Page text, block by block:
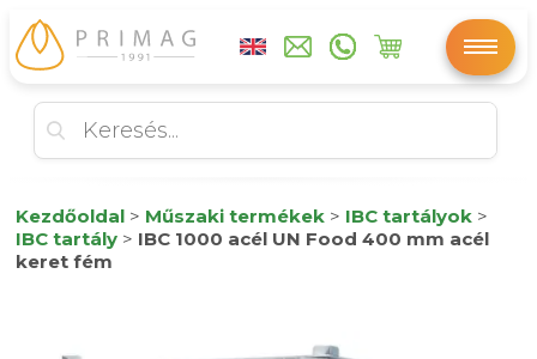
Kezdőoldal > Műszaki termékek > IBC tartályok >
IBC tartály > IBC 1000 acél UN Food 400 mm acél
keret fém